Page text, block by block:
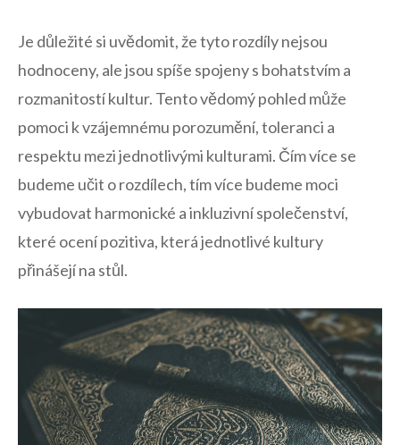
Je důležité si uvědomit, ⁢že tyto rozdíly nejsou
hodnoceny, ale jsou spíše⁤ spojeny s bohatstvím a
rozmanitostí kultur. Tento vědomý pohled může
pomoci k vzájemnému ‌porozumění, toleranci a
respektu mezi⁤ jednotlivými ⁢kulturami. Čím více se
budeme učit‍ o rozdílech, tím více budeme moci
vybudovat harmonické a ‍inkluzivní společenství,
které ocení⁤ pozitiva, ⁢která jednotlivé ​kultury
přinášejí ‌na stůl.